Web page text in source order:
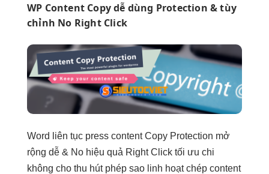
WP Content Copydễ dùng Protection &tùy
chỉnh No Right Click
Word liên tục press content Copy Protection mở
rộng dễ & No hiệu quả Right Click tối ưu chi
không cho thu hútphép sao linh hoạtchép content